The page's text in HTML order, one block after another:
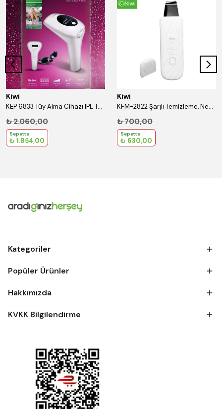
Kiwi
KEP 6833 Tüy Alma Cihazı IPL Teknolojisi
₺ 2.060,00
Sepette
₺ 1.854,00
Kiwi
KFM-2822 Şarjlı Temizleme, Nemlendirme ve Gerdirme Etkili Cilt Temizleyici
₺ 700,00
Sepette
₺ 630,00
Kategoriler
Popüler Ürünler
Hakkımızda
KVKK Bilgilendirme